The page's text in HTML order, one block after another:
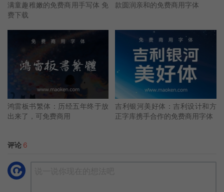
满童趣稚嫩的免费商用手写体 免
费下载
款圆润亲和的免费商用字体
鸿雷板书繁体：历经五年终于放
出来了，可免费商用
吉利银河美好体：吉利设计和方
正字库携手合作的免费商用字体
评论 6